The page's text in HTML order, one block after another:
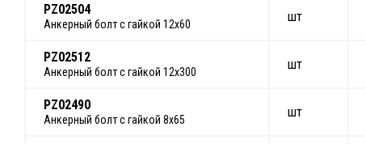
PZ02504
Анкерный болт с гайкой 12х60
шт
PZ02512
Анкерный болт с гайкой 12х300
шт
PZ02490
Анкерный болт с гайкой 8х65
шт